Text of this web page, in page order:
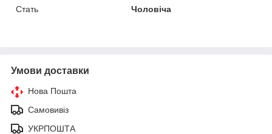
Стать
Чоловіча
Умови доставки
Нова Пошта
Самовивіз
УКРПОШТА